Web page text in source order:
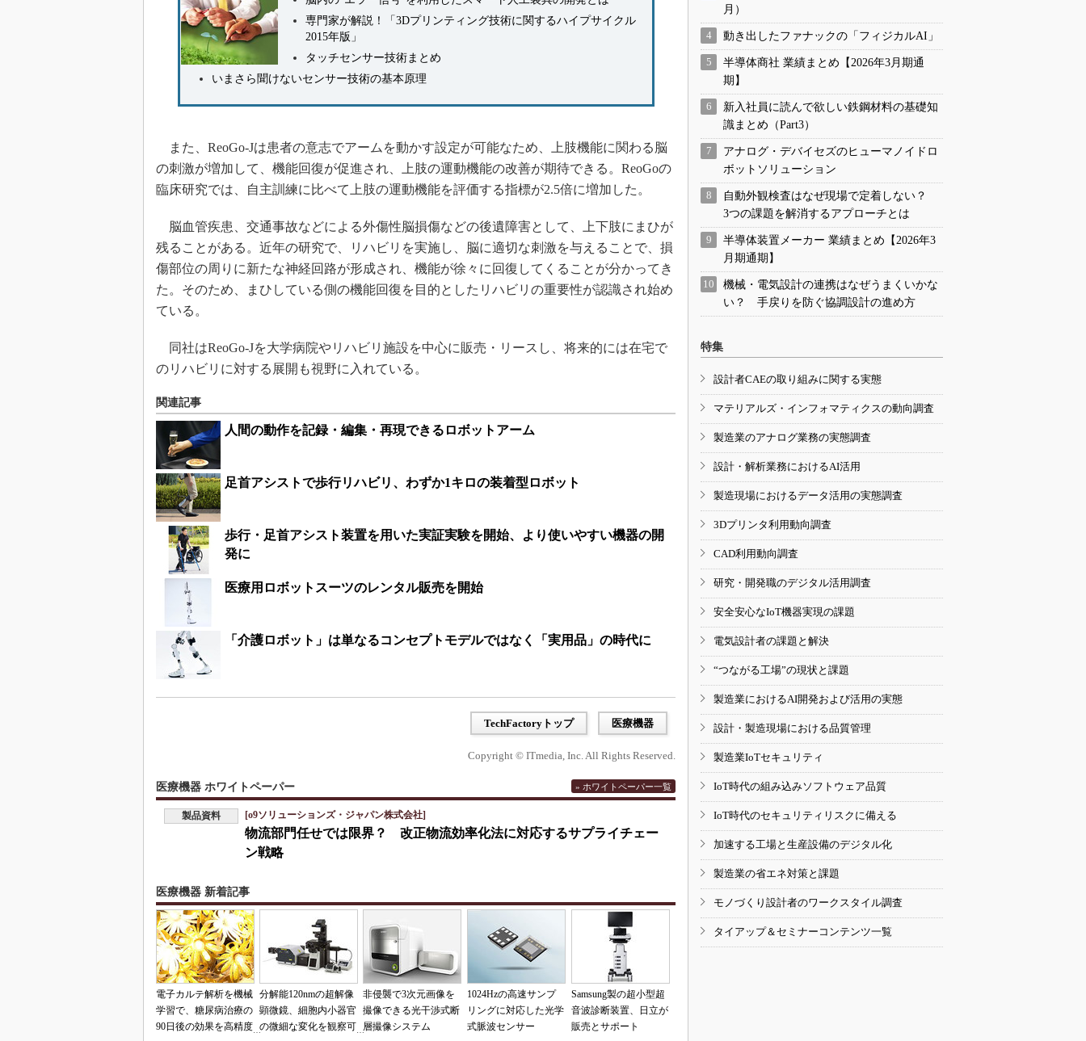
専門家が解説！「3Dプリンティング技術に関するハイプサイクル
2015年版」
タッチセンサー技術まとめ
いまさら聞けないセンサー技術の基本原理
また、ReoGo-Jは患者の意志でアームを動かす設定が可能なため、上肢機能に関わる脳
の刺激が増加して、機能回復が促進され、上肢の運動機能の改善が期待できる。ReoGoの
臨床研究では、自主訓練に比べて上肢の運動機能を評価する指標が2.5倍に増加した。
脳血管疾患、交通事故などによる外傷性脳損傷などの後遺障害として、上下肢にまひが
残ることがある。近年の研究で、リハビリを実施し、脳に適切な刺激を与えることで、損
傷部位の周りに新たな神経回路が形成され、機能が徐々に回復してくることが分かってき
た。そのため、まひしている側の機能回復を目的としたリハビリの重要性が認識され始め
ている。
同社はReoGo-Jを大学病院やリハビリ施設を中心に販売・リースし、将来的には在宅で
のリハビリに対する展開も視野に入れている。
関連記事
人間の動作を記録・編集・再現できるロボットアーム
足首アシストで歩行リハビリ、わずか1キロの装着型ロボット
歩行・足首アシスト装置を用いた実証実験を開始、より使いやすい機器の開
発に
医療用ロボットスーツのレンタル販売を開始
「介護ロボット」は単なるコンセプトモデルではなく「実用品」の時代に
TechFactoryトップ 医療機器
Copyright © ITmedia, Inc. All Rights Reserved.
医療機器 ホワイトペーパー » ホワイトペーパー一覧
製品資料 [o9ソリューションズ・ジャパン株式会社]
物流部門任せでは限界？ 改正物流効率化法に対応するサプライチェー
ン戦略
医療機器 新着記事
電子カルテ解析を機械
学習で、糖尿病治療の
90日後の効果を高精度
分解能120nmの超解像
顕微鏡、細胞内小器官
の微細な変化を観察可
非侵襲で3次元画像を
撮像できる光干渉式断
層撮像システム
1024Hzの高速サンプ
リングに対応した光学
式脈波センサー
Samsung製の超小型超
音波診断装置、日立が
販売とサポート
月）
動き出したファナックの「フィジカルAI」
半導体商社 業績まとめ【2026年3月期通
期】
新入社員に読んで欲しい鉄鋼材料の基礎知
識まとめ（Part3）
アナログ・デバイセズのヒューマノイドロ
ボットソリューション
自動外観検査はなぜ現場で定着しない？
3つの課題を解消するアプローチとは
半導体装置メーカー 業績まとめ【2026年3
月期通期】
機械・電気設計の連携はなぜうまくいかな
い？ 手戻りを防ぐ協調設計の進め方
特集
設計者CAEの取り組みに関する実態
マテリアルズ・インフォマティクスの動向調査
製造業のアナログ業務の実態調査
設計・解析業務におけるAI活用
製造現場におけるデータ活用の実態調査
3Dプリンタ利用動向調査
CAD利用動向調査
研究・開発職のデジタル活用調査
安全安心なIoT機器実現の課題
電気設計者の課題と解決
“つながる工場”の現状と課題
製造業におけるAI開発および活用の実態
設計・製造現場における品質管理
製造業IoTセキュリティ
IoT時代の組み込みソフトウェア品質
IoT時代のセキュリティリスクに備える
加速する工場と生産設備のデジタル化
製造業の省エネ対策と課題
モノづくり設計者のワークスタイル調査
タイアップ＆セミナーコンテンツ一覧